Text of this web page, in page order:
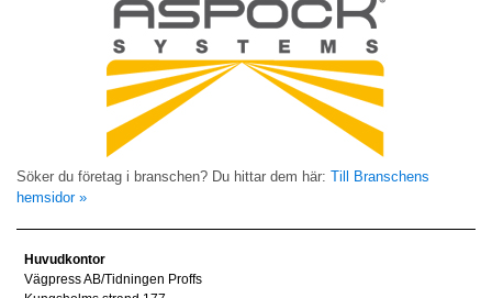
Söker du företag i branschen? Du hittar dem här: Till Branschens
hemsidor »
Huvudkontor
Vägpress AB/Tidningen Proffs